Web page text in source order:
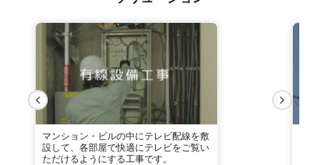
マンション・ビルの中にテレビ配線を敷
設して、各部屋で快適にテレビをご覧い
ただけるようにする工事です。